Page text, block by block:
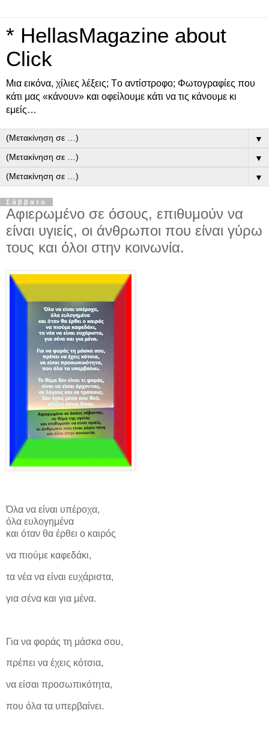
* HellasMagazine about
Click
Μια εικόνα, χίλιες λέξεις; Tο αντίστροφο; Φωτογραφίες που
κάτι μας «κάνουν» και οφείλουμε κάτι να τις κάνουμε κι
εμείς…
▼
▼
▼
Σάββατο
Αφιερωμένο σε όσους, επιθυμούν να
είναι υγιείς, οι άνθρωποι που είναι γύρω
τους και όλοι στην κοινωνία.
Όλα να είναι υπέροχα,
όλα ευλογημένα
και όταν θα έρθει ο καιρός
να πιούμε καφεδάκι,
τα νέα να είναι ευχάριστα,
για σένα και για μένα.
Για να φοράς τη μάσκα σου,
πρέπει να έχεις κότσια,
να είσαι προσωπικότητα,
που όλα τα υπερβαίνει.